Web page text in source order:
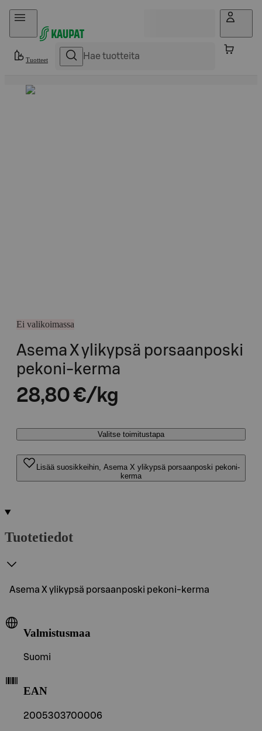
Hyppää sisältöön
Tuotteet
Ei valikoimassa
Asema X ylikypsä porsaanposki
pekoni-kerma
28,80 €/kg
Valitse toimitustapa
Lisää suosikkeihin, Asema X ylikypsä porsaanposki pekoni-
kerma
Tuotetiedot
Asema X ylikypsä porsaanposki pekoni-kerma
Valmistusmaa
Suomi
EAN
2005303700006